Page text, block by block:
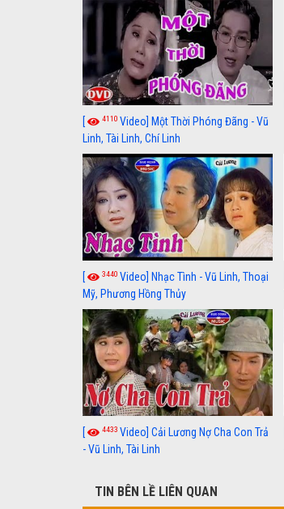
[ 4110 Video] Một Thời Phóng Đãng - Vũ
Linh, Tài Linh, Chí Linh
[ 3440 Video] Nhạc Tình - Vũ Linh, Thoại
Mỹ, Phương Hồng Thủy
[ 4433 Video] Cải Lương Nợ Cha Con Trả
- Vũ Linh, Tài Linh
TIN BÊN LỀ LIÊN QUAN